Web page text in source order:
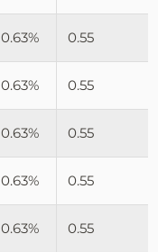
0.63% 0.55
0.63% 0.55
0.63% 0.55
0.63% 0.55
0.63% 0.55